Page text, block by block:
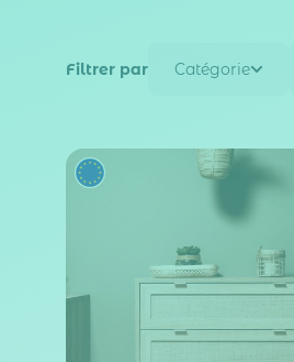
Filtrer par Catégorie